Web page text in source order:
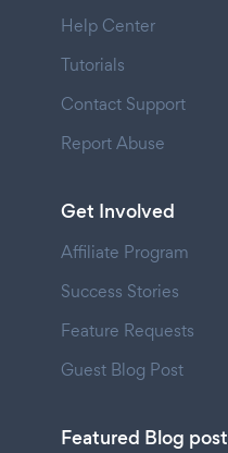
Help Center
Tutorials
Contact Support
Report Abuse
Get Involved
Affiliate Program
Success Stories
Feature Requests
Guest Blog Post
Featured Blog post